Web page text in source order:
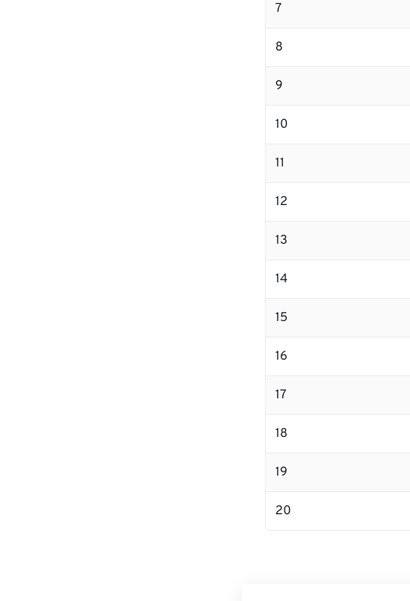
7
8
9
10
11
12
13
14
15
16
17
18
19
20